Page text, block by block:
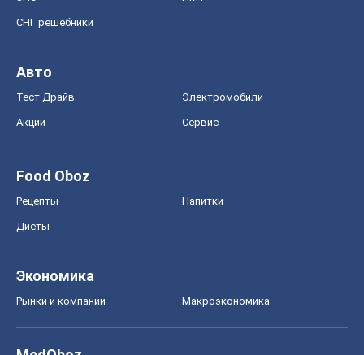
СНГ решебники
Авто
Тест Драйв Электромобили
Акции Сервис
Food Oboz
Рецепты Напитки
Диеты
Экономика
Рынки и компании Mакроэкономика